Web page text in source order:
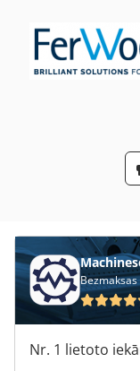
Nagla Mašīna
Ng 200
Nr. 1 lietoto